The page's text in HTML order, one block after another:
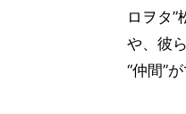
ロヲタ
や、彼
“仲間”